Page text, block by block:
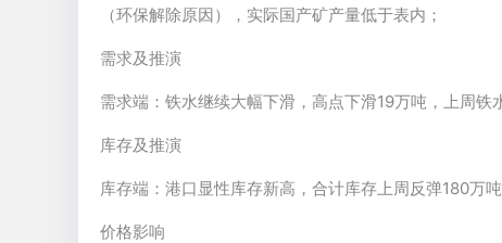
（环保解除原因），实际国产矿产量低于表内；
需求及推演
需求端：铁水继续大幅下滑，高点下滑19万吨，上周
库存及推演
库存端：港口显性库存新高，合计库存上周反弹180万
价格影响